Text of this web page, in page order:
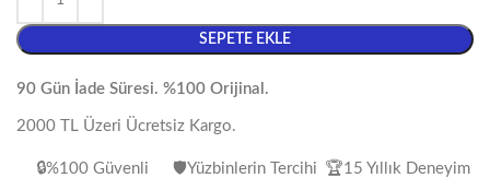
SEPETE EKLE
90 Gün İade Süresi. %100 Orijinal.
2000 TL Üzeri Ücretsiz Kargo.
🔒%100 Güvenli
🛡️Yüzbinlerin Tercihi 🏆15 Yıllık Deneyim